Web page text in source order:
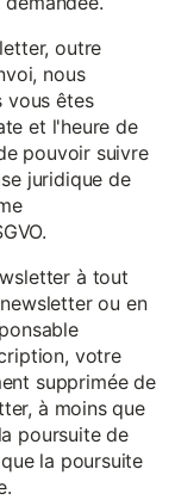
outre
nous
vous êtes
et l'heure de
pouvoir suivre
juridique de
à tout
ou en
votre
supprimée de
à moins que
poursuite de
la poursuite